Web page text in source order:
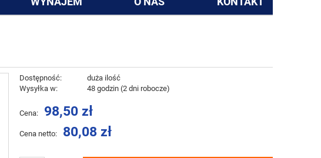
Dostępność:
duża ilość
Wysyłka w:
48 godzin (2 dni robocze)
Cena: 98,50 zł
Cena netto: 80,08 zł